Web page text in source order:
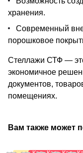
хранения.
Современный
порошковое
Стеллажи СТФ —
экономичное
документов,
помещениях.
Вам также может